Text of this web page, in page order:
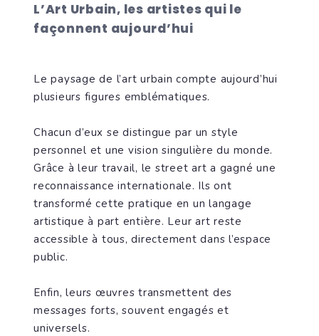
L’Art Urbain, les artistes qui le
façonnent aujourd’hui
Le paysage de l’art urbain compte aujourd’hui
plusieurs figures emblématiques.
Chacun d’eux se distingue par un style
personnel et une vision singulière du monde.
Grâce à leur travail, le street art a gagné une
reconnaissance internationale. Ils ont
transformé cette pratique en un langage
artistique à part entière. Leur art reste
accessible à tous, directement dans l’espace
public.
Enfin, leurs œuvres transmettent des
messages forts, souvent engagés et
universels.